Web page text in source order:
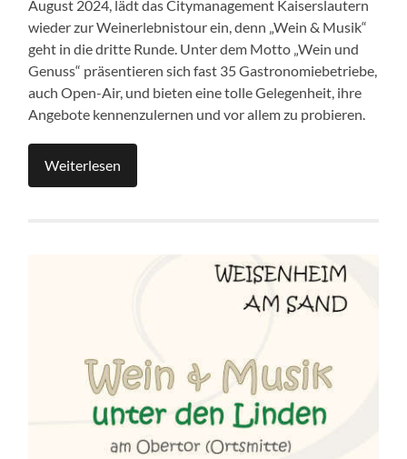
August 2024, lädt das Citymanagement Kaiserslautern
wieder zur Weinerlebnistour ein, denn „Wein & Musik“
geht in die dritte Runde. Unter dem Motto „Wein und
Genuss“ präsentieren sich fast 35 Gastronomiebetriebe,
auch Open-Air, und bieten eine tolle Gelegenheit, ihre
Angebote kennenzulernen und vor allem zu probieren.
Weiterlesen